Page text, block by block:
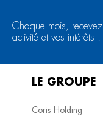
Chaque mois,
activité et vos intérêts !
LE GROUPE
Coris Holding